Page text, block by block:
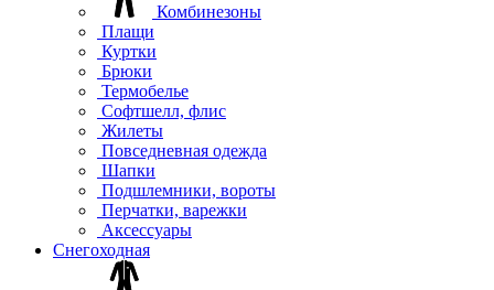
Комбинезоны
Плащи
Куртки
Брюки
Термобелье
Софтшелл, флис
Жилеты
Повседневная одежда
Шапки
Подшлемники, вороты
Перчатки, варежки
Аксессуары
Снегоходная